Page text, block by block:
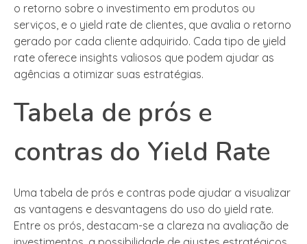
o retorno sobre o investimento em produtos ou
serviços, e o yield rate de clientes, que avalia o retorno
gerado por cada cliente adquirido. Cada tipo de yield
rate oferece insights valiosos que podem ajudar as
agências a otimizar suas estratégias.
Tabela de prós e
contras do Yield Rate
Uma tabela de prós e contras pode ajudar a visualizar
as vantagens e desvantagens do uso do yield rate.
Entre os prós, destacam-se a clareza na avaliação de